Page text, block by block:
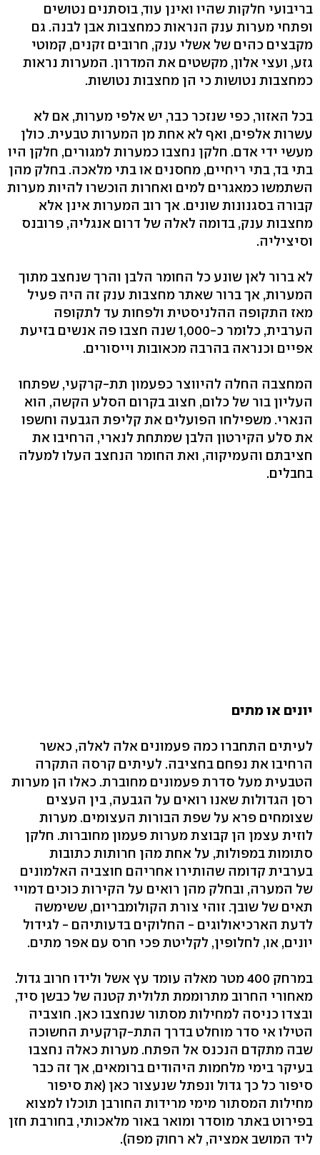
בריבועי חלקות שהיו ואינן עוד, בוסתנים נטושים
ופתחי מערות ענק הנראות כמחצבות אבן לבנה. גם
מקבצים כהים של אשלי ענק, חרובים זקנים, קמוטי
גזע, ועצי אלון, מקשטים את המדרון. המערות נראות
כמחצבות נטושות כי הן מחצבות נטושות.
בכל האזור, כפי שנזכר כבר, יש אלפי מערות, אם לא
עשרות אלפים, ואף לא אחת מן המערות טבעית. כולן
מעשי ידי אדם. חלקן נחצבו כמערות למגורים, חלקן היו
בתי בד, בתי ריחיים, מחסנים או בתי מלאכה. בחלק מהן
השתמשו כמאגרים למים ואחרות הוכשרו להיות מערות
קבורה בסגנונות שונים. אך רוב המערות אינן אלא
מחצבות ענק, בדומה לאלה של דרום אנגליה, פרובנס
וסיציליה.
לא ברור לאן שונע כל החומר הלבן והרך שנחצב מתוך
המערות, אך ברור שאתר מחצבות ענק זה היה פעיל
מאז התקופה ההלניסטית ולפחות עד לתקופה
הערבית, כלומר כ-1,000 שנה חצבו פה אנשים בזיעת
אפיים וכנראה בהרבה מכאובות וייסורים.
המחצבה החלה להיווצר כפעמון תת-קרקעי, שפתחו
העליון בור של כלום, חצוב בקרום הסלע הקשה, הוא
הנארי. משפילחו הפועלים את קליפת הגבעה וחשפו
את סלע הקירטון הלבן שמתחת לנארי, הרחיבו את
חציבתם והעמיקוה, ואת החומר הנחצב העלו למעלה
בחבלים.
יונים או מתים
לעיתים התחברו כמה פעמונים אלה לאלה, כאשר
הרחיבו את נפחם בחציבה. לעיתים קרסה התקרה
הטבעית מעל סדרת פעמונים מחוברת. כאלו הן מערות
רסן הגדולות שאנו רואים על הגבעה, בין העצים
שצומחים פרא על שפת הבורות העצומים. מערות
לוזית עצמן הן קבוצת מערות פעמון מחוברות. חלקן
סתומות במפולות, על אחת מהן חרותות כתובות
בערבית קדומה שהותירו אחריהם חוצביה האלמונים
של המערה, ובחלק מהן רואים על הקירות כוכים דמויי
תאים של שובך. זוהי צורת הקולומבריום, ששימשה
לדעת הארכיאולוגים - החלוקים בדעותיהם - לגידול
יונים, או, לחלופין, לקליטת פכי חרס עם אפר מתים.
במרחק 400 מטר מאלה עומד עץ אשל ולידו חרוב גדול.
מאחורי החרוב מתרוממת תלולית קטנה של כבשן סיד,
ובצדו כניסה למחילות מסתור שנחצבו כאן. חוצביה
הטילו אי סדר מוחלט בדרך התת-קרקעית החשוכה
שבה מתקדם הנכנס אל הפתח. מערות כאלה נחצבו
בעיקר בימי מלחמות היהודים ברומאים, אך זה כבר
סיפור כל כך גדול ונפתל שנעצור כאן (את סיפור
מחילות המסתור מימי מרידות החורבן תוכלו למצוא
בפירוט באתר מוסדר ומואר באור מלאכותי, בחורבת חזן
ליד המושב אמציה, לא רחוק מפה).